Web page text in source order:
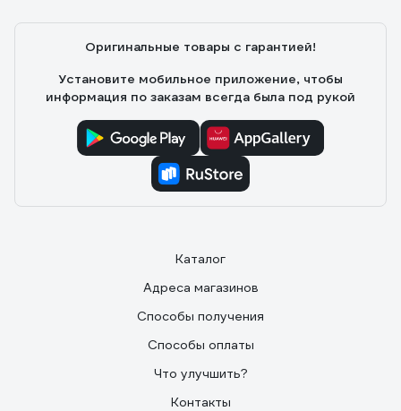
Оригинальные товары с гарантией!
Установите мобильное приложение, чтобы
информация по заказам всегда была под рукой
Каталог
Адреса магазинов
Способы получения
Способы оплаты
Что улучшить?
Контакты